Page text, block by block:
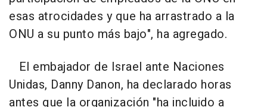
esas atrocidades y que ha arrastrado a la
ONU a su punto más bajo", ha agregado.
El embajador de Israel ante Naciones
Unidas, Danny Danon, ha declarado horas
antes que la organización "ha incluido a